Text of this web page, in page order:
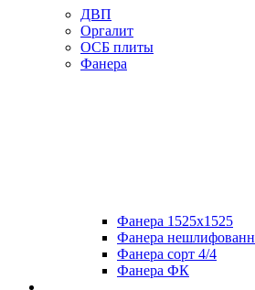
ДВП
Оргалит
ОСБ плиты
Фанера
Фанера 1525х1525
Фанера
Фанера сорт 4/4
Фанера ФК